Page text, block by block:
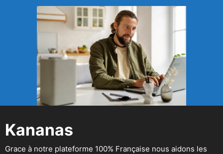
Kananas
Grace à notre plateforme 100% Française nous aidons les